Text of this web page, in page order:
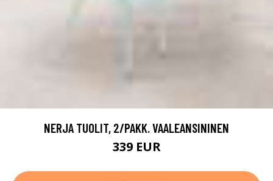
NERJA TUOLIT, 2/PAKK. VAALEANSININEN
339 EUR